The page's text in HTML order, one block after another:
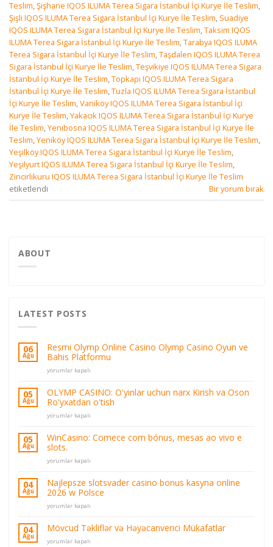
Teslim,Şişhane IQOS ILUMA Terea Sigara İstanbul İçi Kurye İle Teslim,
Şişli IQOS ILUMA Terea Sigara İstanbul İçi Kurye İle Teslim, Suadiye
IQOS ILUMA Terea Sigara İstanbul İçi Kurye İle Teslim,Taksim IQOS
ILUMA Terea Sigara İstanbul İçi Kurye İle Teslim,Tarabya IQOS ILUMA
Terea Sigara İstanbul İçi Kurye İle Teslim,Taşdalen IQOS ILUMA Terea
Sigara İstanbul İçi Kurye İle Teslim,Teşvikiye IQOS ILUMA Terea Sigara
İstanbul İçi Kurye İle Teslim,Topkapı IQOS ILUMA Terea Sigara
İstanbul İçi Kurye İle Teslim,Tuzla IQOS ILUMA Terea Sigara İstanbul
İçi Kurye İle Teslim,Vaniköy IQOS ILUMA Terea Sigara İstanbul İçi
Kurye İle Teslim,Yakacık IQOS ILUMA Terea Sigara İstanbul İçi Kurye
İle Teslim,Yenibosna IQOS ILUMA Terea Sigara İstanbul İçi Kurye İle
Teslim,Yeniköy IQOS ILUMA Terea Sigara İstanbul İçi Kurye İle Teslim,
Yeşilköy IQOS ILUMA Terea Sigara İstanbul İçi Kurye İle Teslim,
Yeşilyurt IQOS ILUMA Terea Sigara İstanbul İçi Kurye İle Teslim,
Zincirlikuru IQOS ILUMA Terea Sigara İstanbul İçi Kurye İle Teslim
etiketlendi
Bir yorum bırak
ABOUT
LATEST POSTS
06
Ağu
Resmi Olymp Online Casino Olymp Casino Oyun ve
Bahis Platformu
Resmi
Online
Casino
Olymp
Casino
ve
Bahis
Platformu
için
yorumlar kapalı
05
Ağu
OLYMP CASINO: O'yinlar uchun narx Kirish va Oson
Ro'yxatdan o'tish
OLYMP
O'yinlar
uchun
narx
Kirish
Oson
Ro'yxatdan
o'tish
için
yorumlar kapalı
05
Ağu
WinCasino: Comece com bónus, mesas ao vivo e
slots.
WinCasino:
com
bónus,
mesas
ao
e
slots.
için
yorumlar kapalı
04
Ağu
Najlepsze slotsvader casino bonus kasyna online
2026 w Polsce
Najlepsze
casino
bonus
kasyna
yorumlar kapalı
04
Ağu
Mövcud Təkliflər və Həyəcanverici Mükafatlar
Mövcud
yorumlar kapalı